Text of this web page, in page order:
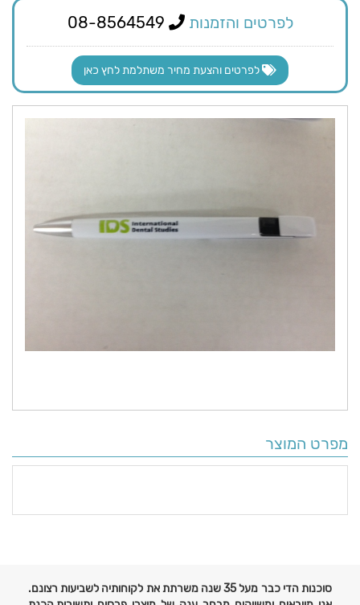
לפרטים והזמנות
לפרטים והצעת מחיר משתלמת לחץ כאן
מפרט המוצר
סוכנות הדי כבר מעל 35 שנה משרתת את לקוחותיה לשביעות רצונם.